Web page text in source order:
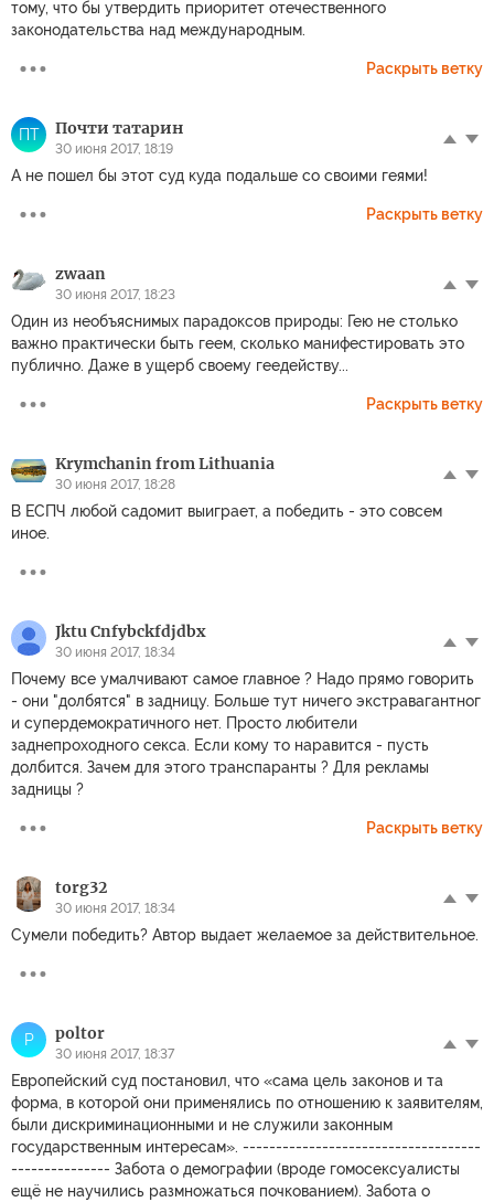
тому, что бы утвердить приоритет отечественного
законодательства над международным.
Раскрыть ветку
ПТ Почти татарин
30 июня 2017, 18:19
А не пошел бы этот суд куда подальше со своими геями!
Раскрыть ветку
zwaan
30 июня 2017, 18:23
Один из необъяснимых парадоксов природы: Гею не столько
важно практически быть геем, сколько манифестировать это
публично. Даже в ущерб своему геедейству...
Раскрыть ветку
Krymchanin from Lithuania
30 июня 2017, 18:28
В ЕСПЧ любой садомит выиграет, а победить - это совсем
иное.
Jktu Cnfybckfdjdbx
30 июня 2017, 18:34
Почему все умалчивают самое главное ? Надо прямо говорить
- они "долбятся" в задницу. Больше тут ничего экстравагантног
и супердемократичного нет. Просто любители
заднепроходного секса. Если кому то наравится - пусть
долбится. Зачем для этого транспаранты ? Для рекламы
задницы ?
Раскрыть ветку
torg32
30 июня 2017, 18:34
Сумели победить? Автор выдает желаемое за действительное.
P poltor
30 июня 2017, 18:37
Европейский суд постановил, что «сама цель законов и та
форма, в которой они применялись по отношению к заявителям,
были дискриминационными и не служили законным
государственным интересам». ------------------------------------
--------------- Забота о демографии (вроде гомосексуалисты
ещё не научились размножаться почкованием). Забота о